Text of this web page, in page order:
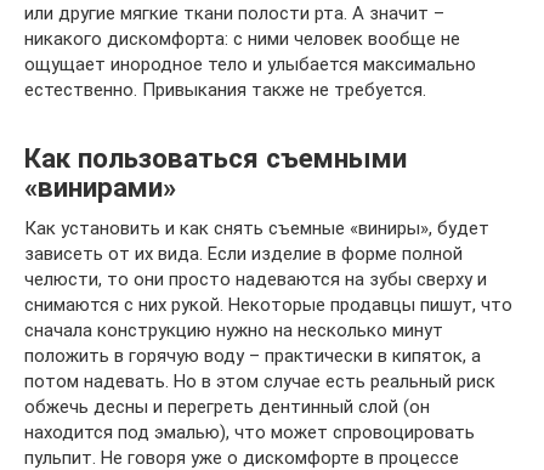
или другие мягкие ткани полости рта. А значит –
никакого дискомфорта: с ними человек вообще не
ощущает инородное тело и улыбается максимально
естественно. Привыкания также не требуется.
Как пользоваться съемными
«винирами»
Как установить и как снять съемные «виниры», будет
зависеть от их вида. Если изделие в форме полной
челюсти, то они просто надеваются на зубы сверху и
снимаются с них рукой. Некоторые продавцы пишут, что
сначала конструкцию нужно на несколько минут
положить в горячую воду – практически в кипяток, а
потом надевать. Но в этом случае есть реальный риск
обжечь десны и перегреть дентинный слой (он
находится под эмалью), что может спровоцировать
пульпит. Не говоря уже о дискомфорте в процессе